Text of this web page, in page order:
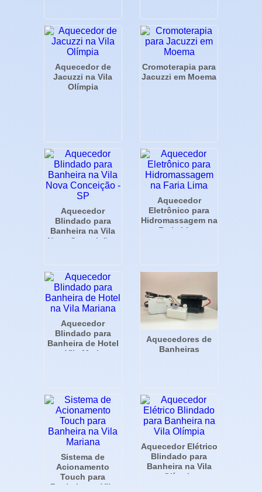
Aquecedor de
Jacuzzi na Vila
Olímpia
Cromoterapia para
Jacuzzi em Moema
Aquecedor
Blindado para
Banheira na Vila
Nova Conceição -
Aquecedor
Eletrônico para
Hidromassagem na
Faria Lima
Aquecedor
Blindado para
Banheira de Hotel
na Vila Mariana
Aquecedores de
Banheiras
Sistema de
Acionamento
Touch para
Banheira na Vila
Aquecedor Elétrico
Blindado para
Banheira na Vila
Olímpia